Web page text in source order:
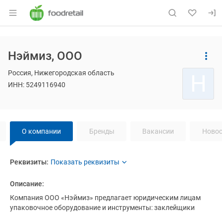
Раздел навигации по сайту
Страница компании Нэймиз,
Страница компании Нэймиз, ООО
Навигация по сайту
Основная информация о компании
Нэймиз, ООО
Россия, Нижегородская область
ИНН: 5249116940
Навигация по страницекомпании
О компании Бренды Вакансии
О компании Нэймиз
Реквизитыкомпании Нэймиз
Реквизиты:
5249116940
КПП:524901001
Описание:
Компания ООО «Нэймиз» предлагает юридическим лицам
упаковочное оборудование и инструменты: заклейщики